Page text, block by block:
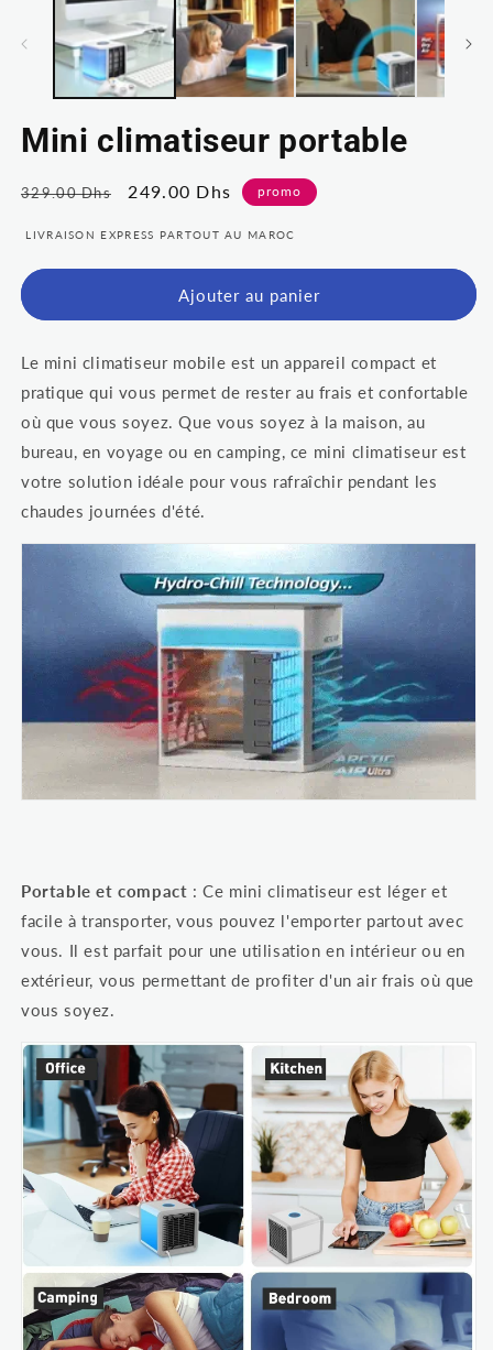
une
fenêtre
Mini climatiseur portable
Prix
329.00 Dhs
Prix
249.00 Dhs promo
LIVRAISON EXPRESS PARTOUT AU MAROC
Ajouter au panier
Le mini climatiseur mobile est un appareil compact et
pratique qui vous permet de rester au frais et confortable
où que vous soyez. Que vous soyez à la maison, au
bureau, en voyage ou en camping, ce mini climatiseur est
votre solution idéale pour vous rafraîchir pendant les
chaudes journées d'été.
Portable et compact : Ce mini climatiseur est léger et
facile à transporter, vous pouvez l'emporter partout avec
vous. Il est parfait pour une utilisation en intérieur ou en
extérieur, vous permettant de profiter d'un air frais où que
vous soyez.